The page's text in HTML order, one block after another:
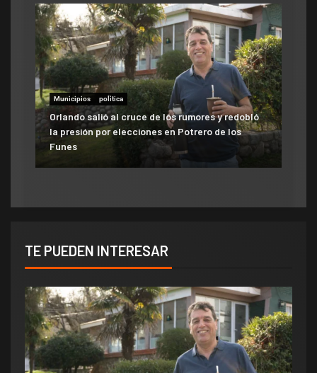
Municipios polìtica
Orlando salió al cruce de los rumores y redobló
la presión por elecciones en Potrero de los
Funes
Municipios
ATE salió con los tapones de punta contra el
aumento del 10% que otorgó la Municipalidad:
«Consolida salarios de pobreza»
TE PUEDEN INTERESAR